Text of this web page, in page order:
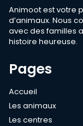
Animoot est votre
d’animaux. Nous
avec des familles
histoire heureuse.
Pages
Accueil
Les animaux
Les centres